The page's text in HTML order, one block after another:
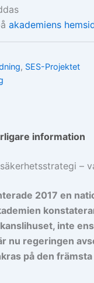
akademiens
, SES-Projektet
information
–
2017 en
inte
nu regeringen
på den